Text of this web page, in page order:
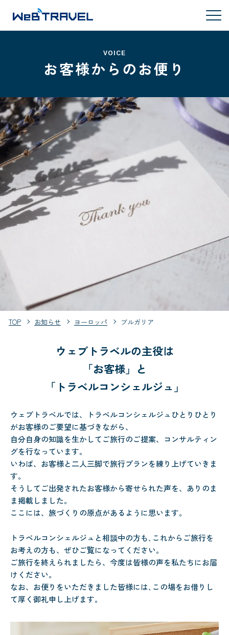
VOICE
お客様からのお便り
TOP お知らせ ヨーロッパ ブルガリア
ウェブトラベルの主役は
「お客様」と
「トラベルコンシェルジュ」
ウェブトラベルでは、トラベルコンシェルジュひとりひとり
がお客様のご要望に基づきながら、
自分自身の知識を生かしてご旅行のご提案、コンサルティン
グを行なっています。
いわば、お客様と二人三脚で旅行プランを練り上げていきま
す。
そうしてご出発されたお客様から寄せられた声を、ありのま
ま掲載しました。
ここには、旅づくりの原点があるように思います。
トラベルコンシェルジュと相談中の方も､これからご旅行を
お考えの方も、ぜひご覧になってください。
ご旅行を終えられましたら、今度は皆様の声を私たちにお届
けください。
なお、お便りをいただきました皆様には､この場をお借りし
て厚く御礼申し上げます。